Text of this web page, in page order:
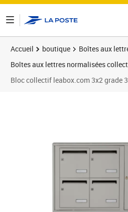
Accueil boutique
Boîtes aux
Boîtes aux lettres normalisées
Bloc collectif leabox.com 3x2 grade